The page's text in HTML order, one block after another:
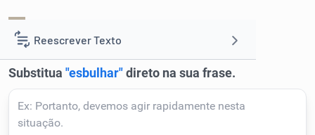
Reescrever Texto
Resumir Texto
Corrigir Texto